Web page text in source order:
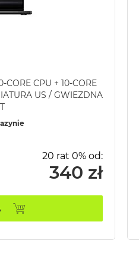
CORE CPU + 10-CORE
US / GWIEZDNA
20 rat 0% od:
340 zł